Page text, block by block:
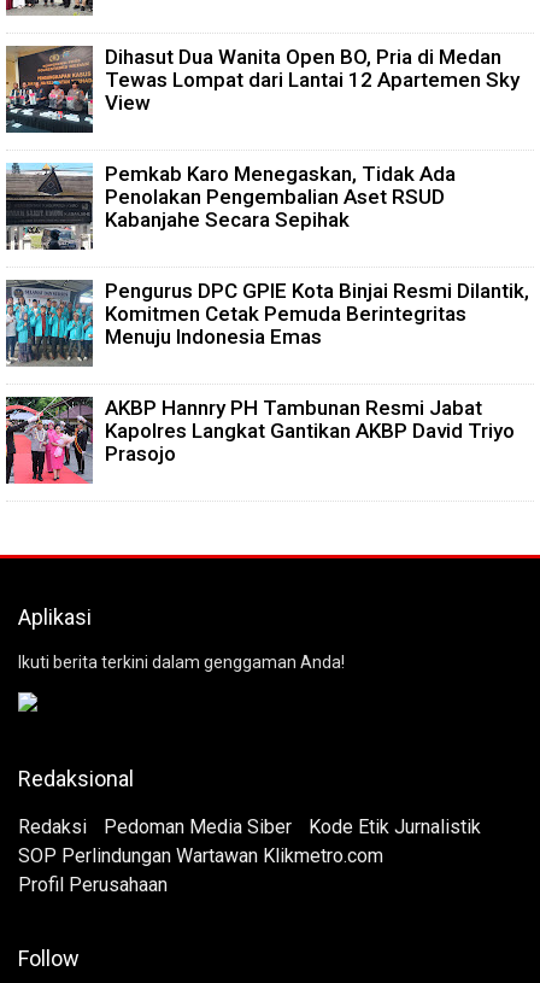
Dihasut Dua Wanita Open BO, Pria di Medan
Tewas Lompat dari Lantai 12 Apartemen Sky
View
Pemkab Karo Menegaskan, Tidak Ada
Penolakan Pengembalian Aset RSUD
Kabanjahe Secara Sepihak
Pengurus DPC GPIE Kota Binjai Resmi Dilantik,
Komitmen Cetak Pemuda Berintegritas
Menuju Indonesia Emas
AKBP Hannry PH Tambunan Resmi Jabat
Kapolres Langkat Gantikan AKBP David Triyo
Prasojo
Aplikasi
Ikuti berita terkini dalam genggaman Anda!
Redaksional
Redaksi Pedoman Media Siber
Kode Etik Jurnalistik
SOP Perlindungan Wartawan Klikmetro.com
Profil Perusahaan
Follow